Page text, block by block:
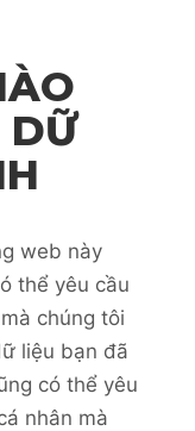
DỮ
web này
thể yêu cầu
chúng tôi
liệu bạn đã
có thể yêu
nhân mà